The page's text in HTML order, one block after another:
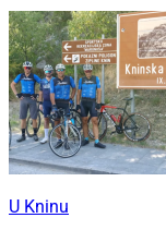
U Kninu